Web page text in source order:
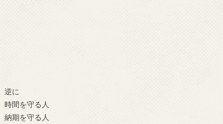
逆に
時間を守る人
納期を守る人